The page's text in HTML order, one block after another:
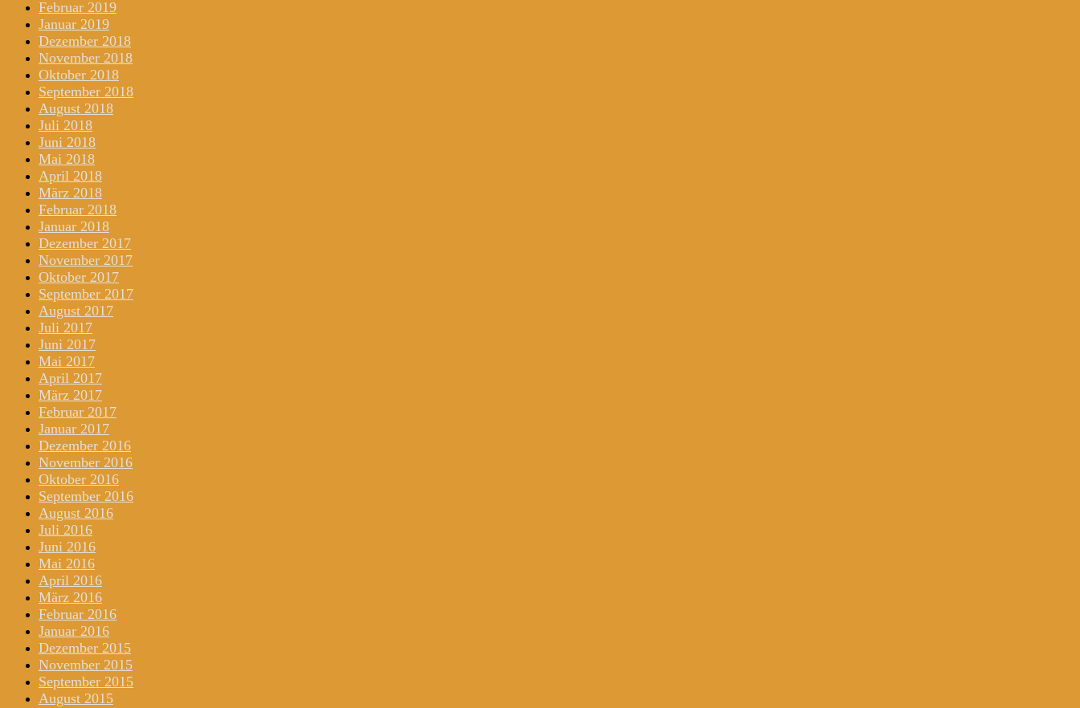
Februar 2019
Januar 2019
Dezember 2018
November 2018
Oktober 2018
September 2018
August 2018
Juli 2018
Juni 2018
Mai 2018
April 2018
März 2018
Februar 2018
Januar 2018
Dezember 2017
November 2017
Oktober 2017
September 2017
August 2017
Juli 2017
Juni 2017
Mai 2017
April 2017
März 2017
Februar 2017
Januar 2017
Dezember 2016
November 2016
Oktober 2016
September 2016
August 2016
Juli 2016
Juni 2016
Mai 2016
April 2016
März 2016
Februar 2016
Januar 2016
Dezember 2015
November 2015
September 2015
August 2015